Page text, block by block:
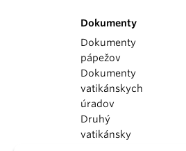
Dokumenty
Dokumenty
pápežov
Dokumenty
vatikánskych
úradov
Druhý
vatikánsky